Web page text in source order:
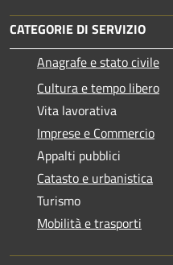
CATEGORIE DI SERVIZIO
Anagrafe e stato civile
Cultura e tempo libero
Vita lavorativa
Imprese e Commercio
Appalti pubblici
Catasto e urbanistica
Turismo
Mobilità e trasporti